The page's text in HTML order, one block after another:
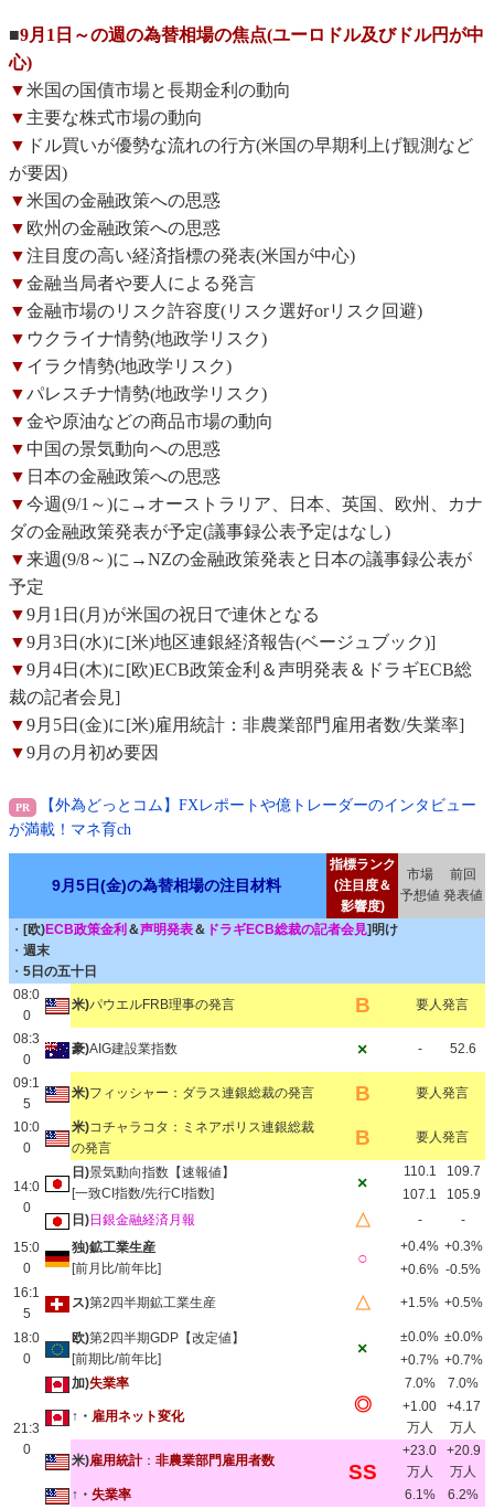
■9月1日～の週の為替相場の焦点(ユーロドル及びドル円が中
心)
▼米国の国債市場と長期金利の動向
▼ 主要な株式市場の動向
▼ ドル買いが優勢な流れの行方(米国の早期利上げ観測など
が要因)
▼米国の金融政策への思惑
▼ 欧州の金融政策への思惑
▼注目度の高い経済指標の発表(米国が中心)
▼金融当局者や要人による発言
▼金融市場のリスク許容度(リスク選好orリスク回避)
▼ ウクライナ情勢(地政学リスク)
▼ イラク情勢(地政学リスク)
▼パレスチナ情勢(地政学リスク)
▼金や原油などの商品市場の動向
▼ 中国の景気動向への思惑
▼ 日本の金融政策への思惑
▼今週(9/1～)に→オーストラリア、日本、英国、欧州、カナ
ダの金融政策発表が予定(議事録公表予定はなし)
▼来週(9/8～)に→NZの金融政策発表と日本の議事録公表が
予定
▼9月1日(月)が米国の祝日で連休となる
▼9月3日(水)に[米)地区連銀経済報告(ベージュブック)]
▼9月4日(木)に[欧)ECB政策金利＆声明発表＆ドラギECB総
裁の記者会見]
▼9月5日(金)に[米)雇用統計：非農業部門雇用者数/失業率]
▼9月の月初め要因
【外為どっとコム】FXレポートや億トレーダーのインタビュー
が満載！マネ育ch
9月5日(金)の為替相場の注目材料
指標ランク
(注目度＆
影響度)
市場
予想値
前回
発表値
・ [欧)ECB政策金利 ＆声明発表＆ ドラギECB総裁の記者会見]明け
・ 週末
・ 5日の五十日
08:0
0
米)パウエルFRB理事の発言 B 要人発言
08:3
0
豪)AIG建設業指数 × - 52.6
09:1
5
米)フィッシャー：ダラス連銀総裁の発言 B 要人発言
10:0
0
米)コチャラコタ：ミネアポリス連銀総裁
の発言
B 要人発言
14:0
0
日)景気動向指数【速報値】
[一致CI指数/先行CI指数]
×
110.1
109.7
107.1
105.9
日)日銀金融経済月報 △ -
-
15:0
0
独)鉱工業生産
[前月比/前年比]
○
+0.4% +0.3%
+0.6% -0.5%
16:1
5
ス)第2四半期鉱工業生産 △ +1.5% +0.5%
18:0
0
欧)第2四半期GDP【改定値】
[前期比/前年比]
×
±0.0% ±0.0%
+0.7% +0.7%
21:3
0
加)失業率
◎
7.0% 7.0%
↑・ 雇用ネット変化
+1.00
万人
+4.17
万人
米)雇用統計： 非農業部門雇用者数 SS
+23.0
万人
+20.9
万人
↑・ 失業率 6.1%
6.2%